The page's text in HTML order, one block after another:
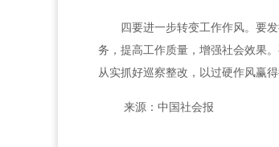
四要进一步转变工作作风。要
务，提高工作质量，增强社会效果
从实抓好巡察整改，以过硬作风赢
来源：中国社会报